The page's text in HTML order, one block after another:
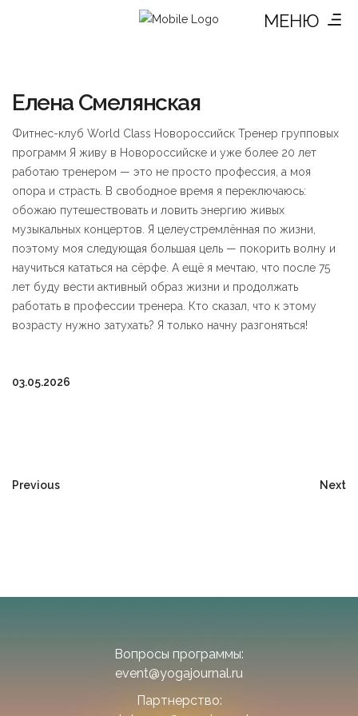
МЕНЮ
Елена Смелянская
Фитнес-клуб World Class Новороссийск Тренер групповых
программ Я живу в Новороссийске и уже более 20 лет
работаю тренером — это не просто профессия, а моя
опора и страсть. В свободное время я переключаюсь:
обожаю путешествовать и ловить энергию живых
музыкальных концертов. Я целеустремлённая по жизни,
поэтому моя следующая большая цель — покорить волну и
научиться кататься на сёрфе. А ещё я мечтаю, что после 75
лет буду вести активный образ жизни и продолжать
работать в профессии тренера. Кто сказал, что к этому
возрасту нужно затухать? Я только начну разгоняться!
03.05.2026
Previous Next
Вопросы программы:
event@yogajournal.ru
Партнерство: